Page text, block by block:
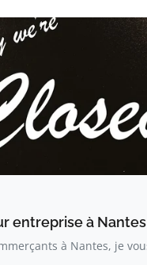
entreprise à
à Nantes, je